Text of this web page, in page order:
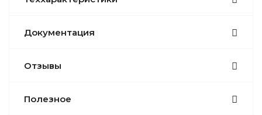
Документация
Отзывы
Полезное